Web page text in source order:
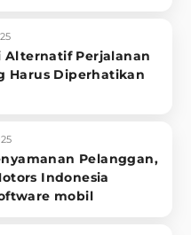
Alternatif Perjalanan
Harus Diperhatikan
Pelanggan,
Indonesia
mobil